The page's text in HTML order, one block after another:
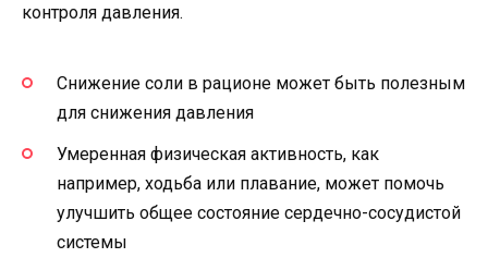
контроля давления.
Снижение соли в рационе может быть полезным
для снижения давления
Умеренная физическая активность, как
например, ходьба или плавание, может помочь
улучшить общее состояние сердечно-сосудистой
системы